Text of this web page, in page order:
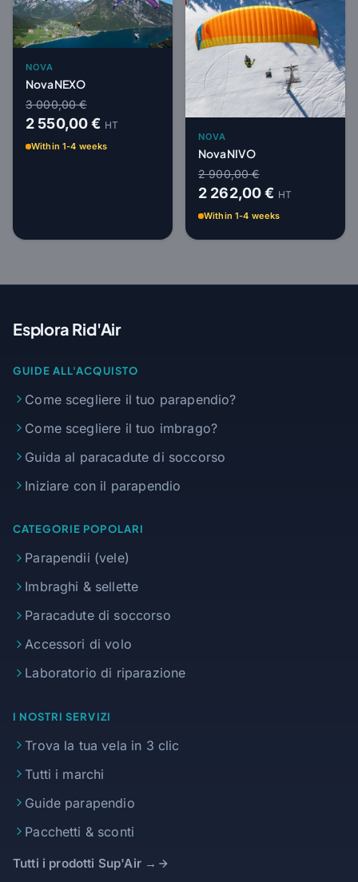
NOVA
Nova NEXO
3 000,00 €
2 550,00 € HT
Within 1-4 weeks
NOVA
Nova NIVO
2 900,00 €
2 262,00 € HT
Within 1-4 weeks
Esplora Rid'Air
GUIDE ALL'ACQUISTO
Come scegliere il tuo parapendio?
Come scegliere il tuo imbrago?
Guida al paracadute di soccorso
Iniziare con il parapendio
CATEGORIE POPOLARI
Parapendii (vele)
Imbraghi & sellette
Paracadute di soccorso
Accessori di volo
Laboratorio di riparazione
I NOSTRI SERVIZI
Trova la tua vela in 3 clic
Tutti i marchi
Guide parapendio
Pacchetti & sconti
Tutti i prodotti Sup'Air →